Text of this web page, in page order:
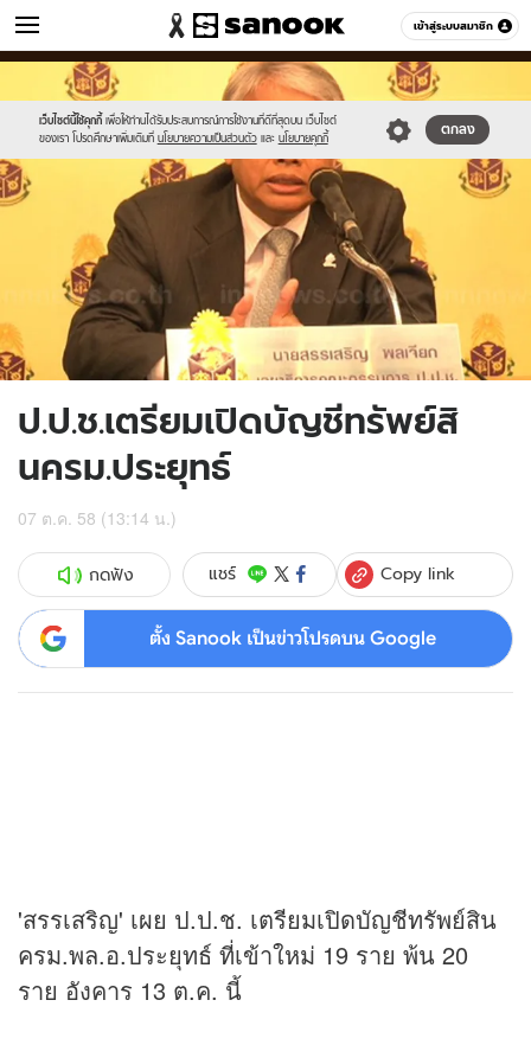
เข้าสู่ระบบสมาชิก
ข่าว หมวดอื่นๆ
เว็บไซต์นี้ใช้คุกกี้ เพื่อให้ท่านได้รับประสบการณ์การใช้งานที่ดีที่สุดบน เว็บไซต์
ของเรา โปรดศึกษาเพิ่มเติมที่ นโยบายความเป็นส่วนตัว และ นโยบายคุกกี้
ตกลง
Sanook
//s.isanook.com/sr/0/images/logo-
new-
sanook.png
//s.isanook.com/ns/0/ud/375/1878198/650812-
01.jpg
ป.ป.ช.เตรียมเปิดบัญชีทรัพย์สิ
นครม.ประยุทธ์
07 ต.ค. 58 (13:14 น.)
กดฟัง แชร์ Copy link
ตั้ง Sanook เป็นข่าวโปรดบน Google
'สรรเสริญ' เผย ป.ป.ช. เตรียมเปิดบัญชีทรัพย์สิน
ครม.พล.อ.ประยุทธ์ ที่เข้าใหม่ 19 ราย พ้น 20
ราย อังคาร 13 ต.ค. นี้